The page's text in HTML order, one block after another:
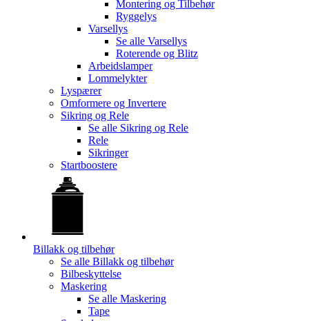
Montering og Tilbehør
Ryggelys
Varsellys
Se alle Varsellys
Roterende og Blitz
Arbeidslamper
Lommelykter
Lyspærer
Omformere og Invertere
Sikring og Rele
Se alle Sikring og Rele
Rele
Sikringer
Startboostere
Billakk og tilbehør
Se alle Billakk og tilbehør
Bilbeskyttelse
Maskering
Se alle Maskering
Tape